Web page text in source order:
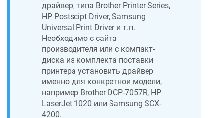
драйвер, типа Brother Printer Series,
HP Postscipt Driver, Samsung
Universal Print Driver и т.п.
Необходимо с сайта
производителя или с компакт-
диска из комплекта поставки
принтера установить драйвер
именно для конкретной модели,
например Brother DCP-7057R, HP
LaserJet 1020 или Samsung SCX-
4200.